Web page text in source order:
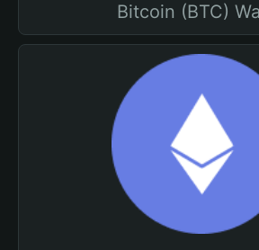
Bitcoin (BTC)